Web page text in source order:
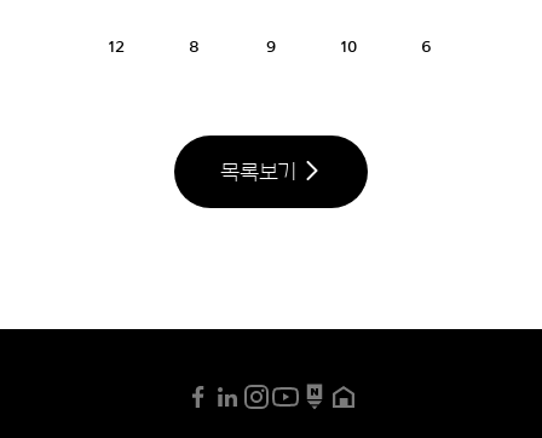
12 8 9 10 6
목록보기